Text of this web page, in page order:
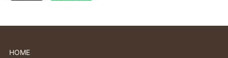
HOME